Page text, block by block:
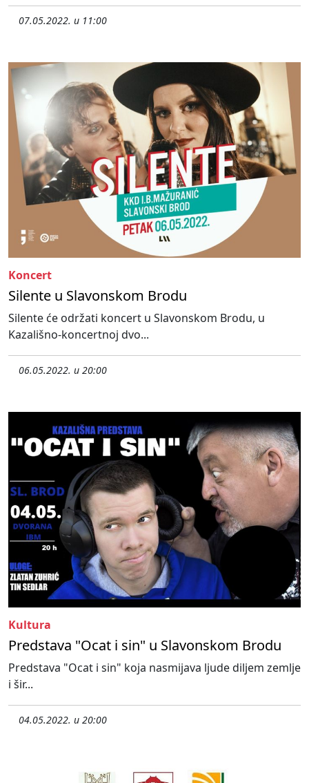
07.05.2022. u 11:00
Koncert
Silente u Slavonskom Brodu
Silente će održati koncert u Slavonskom Brodu, u
Kazališno-koncertnoj dvo...
06.05.2022. u 20:00
Kultura
Predstava "Ocat i sin" u Slavonskom Brodu
Predstava "Ocat i sin" koja nasmijava ljude diljem zemlje
i šir...
04.05.2022. u 20:00